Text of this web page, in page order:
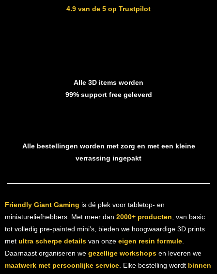
4.9 van de 5 op Trustpilot
Alle 3D items worden
99% support free geleverd
Alle bestellingen worden met zorg en met een kleine
verrassing ingepakt
Friendly Giant Gaming is dé plek voor tabletop- en
miniatureliefhebbers. Met meer dan 2000+ producten , van basic
tot volledig pre-painted mini’s, bieden we hoogwaardige 3D prints
met ultra scherpe detailsvan onze eigen resin formule.
Daarnaast organiseren we gezellige workshopsen leveren we
maatwerk met persoonlijke service. Elke bestelling wordt binnen